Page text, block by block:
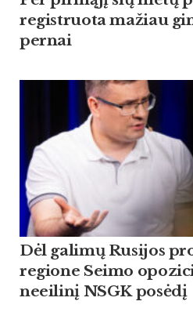
registruota mažiau
pernai
Dėl galimų Rusijos
regione Seimo
neeilinį NSGK posėdį